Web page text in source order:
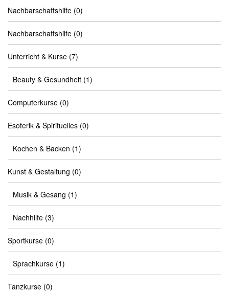
Nachbarschaftshilfe (0)
Nachbarschaftshilfe (0)
Unterricht & Kurse (7)
Beauty & Gesundheit (1)
Computerkurse (0)
Esoterik & Spirituelles (0)
Kochen & Backen (1)
Kunst & Gestaltung (0)
Musik & Gesang (1)
Nachhilfe (3)
Sportkurse (0)
Sprachkurse (1)
Tanzkurse (0)